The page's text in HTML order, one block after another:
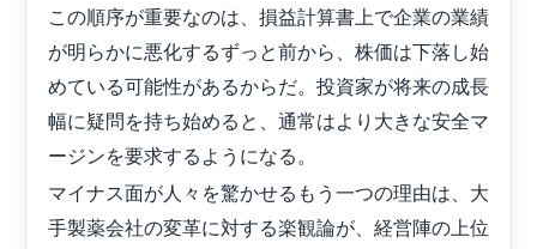
この順序が重要なのは、損益計算書上で企業の業績
が明らかに悪化するずっと前から、株価は下落し始
めている可能性があるからだ。投資家が将来の成長
幅に疑問を持ち始めると、通常はより大きな安全マ
ージンを要求するようになる。
マイナス面が人々を驚かせるもう一つの理由は、大
手製薬会社の変革に対する楽観論が、経営陣の上位